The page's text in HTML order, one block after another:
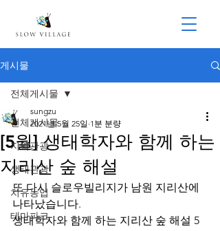
게시물
전체게시물
지역관광
생태관광
치유농업
테마파크
전체게시물
[5월] 생태학자와 함께 하는
지리산 숲 해설
sungzu
2021년 5월 25일 1분 분량
또 다시 슬로우빌리지가 남원 지리산에
나타났습니다.
생태학자와 함께 하는 지리산 숲 해설 5